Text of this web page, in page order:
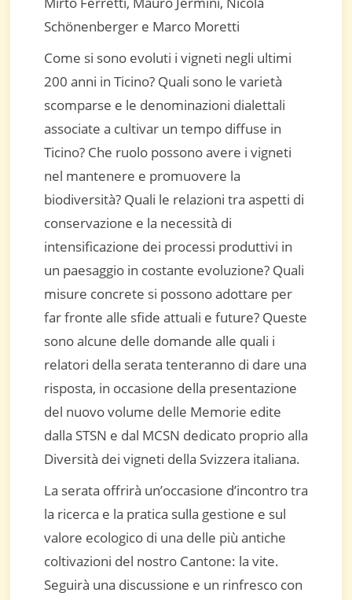
Schönenberger e Marco Moretti
Come si sono evoluti i vigneti negli ultimi
200 anni in Ticino? Quali sono le varietà
scomparse e le denominazioni dialettali
associate a cultivar un tempo diffuse in
Ticino? Che ruolo possono avere i vigneti
nel mantenere e promuovere la
biodiversità? Quali le relazioni tra aspetti di
conservazione e la necessità di
intensificazione dei processi produttivi in
un paesaggio in costante evoluzione? Quali
misure concrete si possono adottare per
far fronte alle sfide attuali e future? Queste
sono alcune delle domande alle quali i
relatori della serata tenteranno di dare una
risposta, in occasione della presentazione
del nuovo volume delle Memorie edite
dalla STSN e dal MCSN dedicato proprio alla
Diversità dei vigneti della Svizzera italiana.
La serata offrirà un’occasione d’incontro tra
la ricerca e la pratica sulla gestione e sul
valore ecologico di una delle più antiche
coltivazioni del nostro Cantone: la vite.
Seguirà una discussione e un rinfresco con